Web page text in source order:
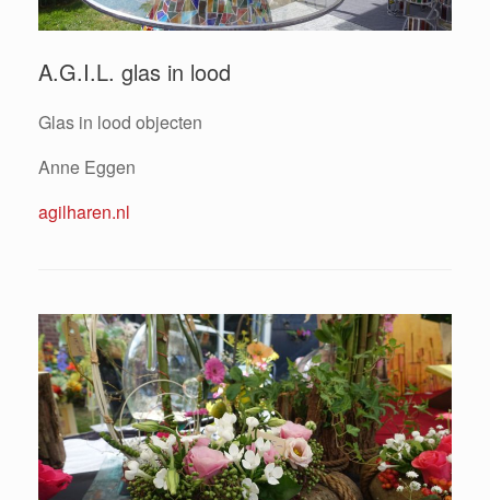
A.G.I.L. glas in lood
Glas in lood objecten
Anne Eggen
agilharen.nl